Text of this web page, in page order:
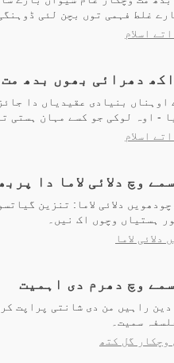
غلط فہمی توں بچن لئی
اسلام
اکھ دھرائی بھوں بدھ مت
اوہناں بنیادی عقیدیاں دا
- اوہ لوکی جو کسے مہان ہستی
اسلام
وچ دلائی لاما دا
دلائی لاما: تنزین
ہستیاں وچوں اک نیں۔
دلائی لاما
وچ دھرم دی اہمیت
دین راہیں من دی شانتی پراپت
سمیت۔
وچکار گل کتھ